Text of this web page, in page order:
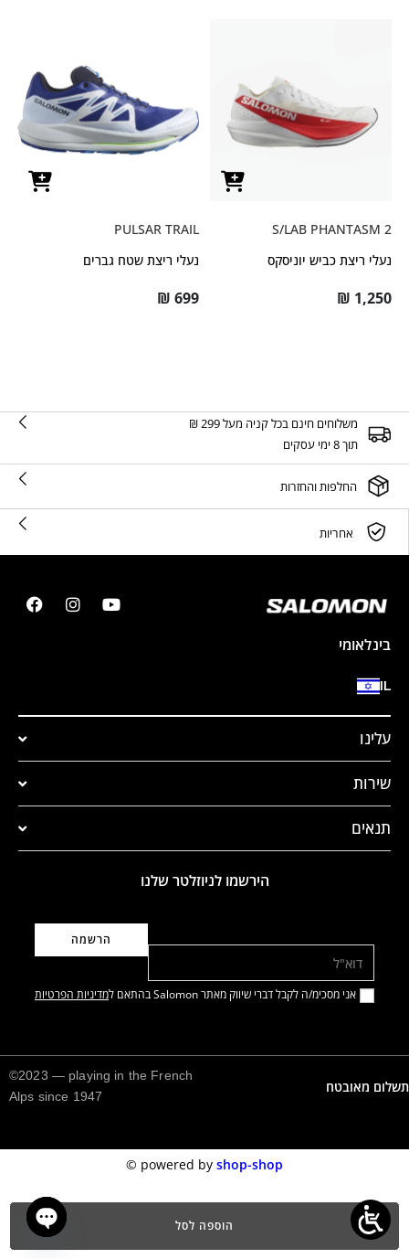
הוספה לסל
S/LAB PHANTASM 2
נעלי ריצת כביש יוניסקס
₪ 1,250
PULSAR TRAIL
נעלי ריצת שטח גברים
₪ 699
משלוחים חינם בכל קניה מעל 299 ₪
תוך 8 ימי עסקים
החלפות והחזרות
אחריות
בינלאומי
IL
עלינו
שירות
תנאים
הירשמו לניוזלטר שלנו
אני מסכימ/ה לקבל דברי שיווק מאתר Salomon בהתאם ל מדיניות הפרטיות
תשלום מאובטח
©2023 — playing in the French
Alps since 1947
powered by shop-shop
©️
chaty